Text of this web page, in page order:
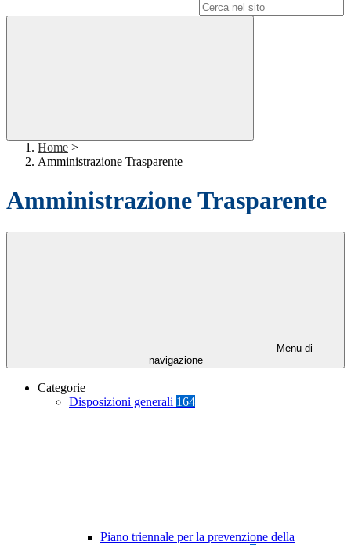
Home >
Amministrazione Trasparente
Amministrazione Trasparente
Menu di
navigazione
Categorie
Disposizioni generali 164
Piano triennale per la prevenzione della